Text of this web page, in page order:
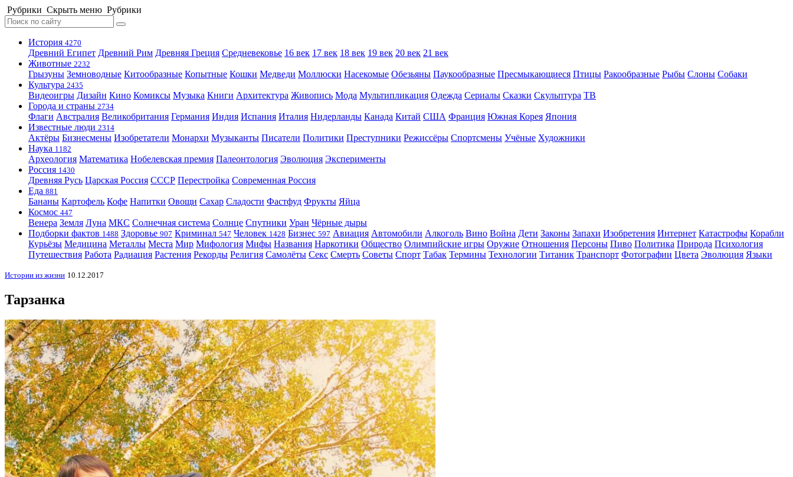
Рубрики Скрыть меню Рубрики
История 4270
Древний Египет Древний Рим Древняя Греция Средневековье 16 век 17 век 18 век 19 век 20 век 21 век
Животные 2232
Грызуны Земноводные Китообразные Копытные Кошки Медведи Моллюски Насекомые Обезьяны Паукообразные Пресмыкающиеся Птицы Ракообразные Рыбы Слоны Собаки
Культура 2435
Видеоигры Дизайн Кино Комиксы Музыка Книги Архитектура Живопись Мода Мультипликация Одежда Сериалы Сказки Скульптура ТВ
Города и страны 2734
Флаги Австралия Великобритания Германия Индия Испания Италия Нидерланды Канада Китай США Франция Южная Корея Япония
Известные люди 2314
Актёры Бизнесмены Изобретатели Монархи Музыканты Писатели Политики Преступники Режиссёры Спортсмены Учёные Художники
Наука 1182
Археология Математика Нобелевская премия Палеонтология Эволюция Эксперименты
Россия 1430
Древняя Русь Царская Россия СССР Перестройка Современная Россия
Еда 881
Бананы Картофель Кофе Напитки Овощи Сахар Сладости Фастфуд Фрукты Яйца
Космос 447
Венера Земля Луна МКС Солнечная система Солнце Спутники Уран Чёрные дыры
Подборки фактов 1488 Здоровье 907 Криминал 547 Человек 1428 Бизнес 597 Авиация Автомобили Алкоголь Вино Война Дети Законы Запахи Изобретения Интернет Катастрофы Корабли
Курьёзы Медицина Металлы Места Мир Мифология Мифы Названия Наркотики Общество Олимпийские игры Оружие Отношения Персоны Пиво Политика Природа Психология
Путешествия Работа Радиация Растения Рекорды Религия Самолёты Секс Смерть Советы Спорт Табак Термины Технологии Титаник Транспорт Фотографии Цвета Эволюция Языки
Истории из жизни 10.12.2017
Тарзанка